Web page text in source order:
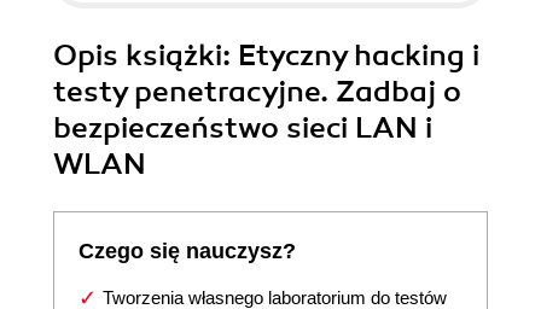
Opis książki: Etyczny hacking i
testy penetracyjne. Zadbaj o
bezpieczeństwo sieci LAN i
WLAN
Czego się nauczysz?
Tworzenia własnego laboratorium do testów